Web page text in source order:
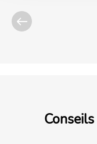
Conseils